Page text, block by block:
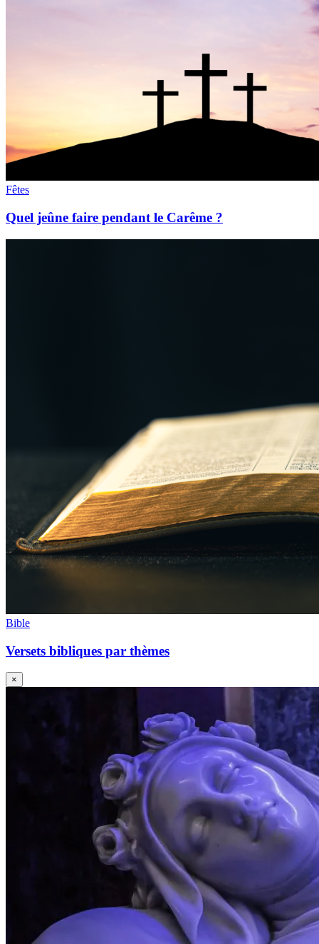
Fêtes
Quel jeûne faire pendant le Carême ?
Bible
Versets bibliques par thèmes
×